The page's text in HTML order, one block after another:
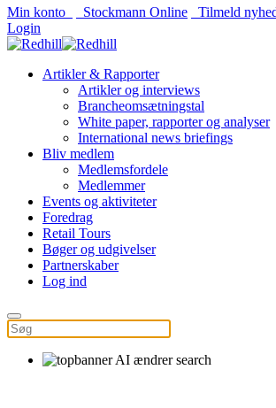
Min konto
Stockmann Online
Tilmeld
Login
Artikler & Rapporter
Artikler og interviews
Brancheomsætningstal
White paper, rapporter og analyser
International news briefings
Bliv medlem
Medlemsfordele
Medlemmer
Events og aktiviteter
Foredrag
Retail Tours
Bøger og udgivelser
Partnerskaber
Log ind